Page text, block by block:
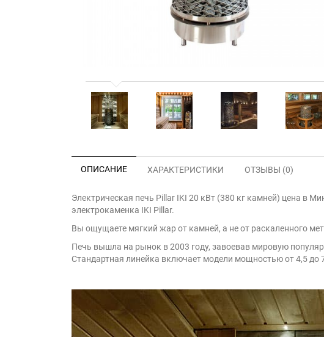
ОПИСАНИЕ ХАРАКТЕРИСТИКИ ОТЗЫВЫ (0)
Электрическая печь Pillar IKI 20 кВт (380 кг камней) цена в
электрокаменка IKI Pillar.
Вы ощущаете мягкий жар от камней, а не от раскаленного
Печь вышла на рынок в 2003 году, завоевав мировую
Стандартная линейка включает модели мощностью от 4,5 до